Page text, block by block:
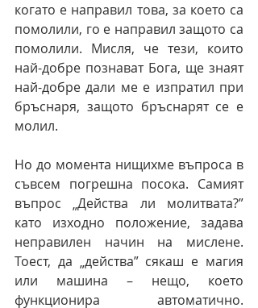
когато е направил това, за което са
помолили, го е направил защото са
помолили. Мисля, че тези, които
най-добре познават Бога, ще знаят
най-добре дали ме е изпратил при
бръснаря, защото бръснарят се е
молил.
Но до момента нищихме въпроса в
съвсем погрешна посока. Самият
въпрос „Действа ли молитвата?”
като изходно положение, задава
неправилен начин на мислене.
Тоест, да „действа” сякаш е магия
или машина – нещо, което
функционира автоматично.